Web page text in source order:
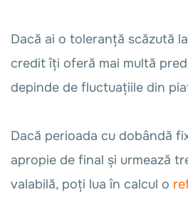
Dacă ai o toleranță scăzută
credit îți oferă mai multă
depinde de fluctuațiile din
Dacă perioada cu dobândă
apropie de final și urmează
valabilă, poți lua în calcul o